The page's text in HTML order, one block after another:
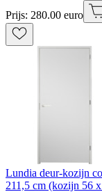
Prijs: 280.00 euro
Lundia deur-kozijn
211,5 cm (kozijn 56